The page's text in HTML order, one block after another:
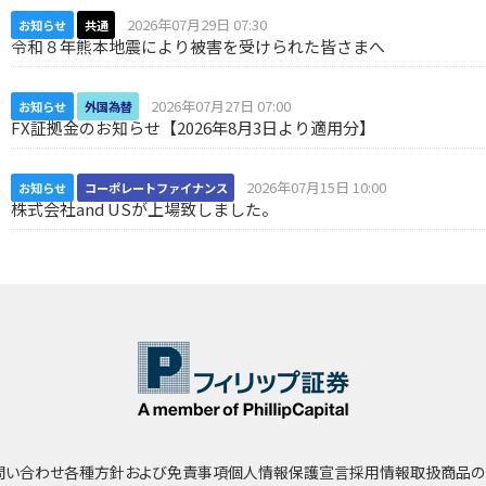
お知らせ 共通 2026年07月29日 07:30
令和８年熊本地震により被害を受けられた皆さまへ
お知らせ 外国為替 2026年07月27日 07:00
FX証拠金のお知らせ【2026年8月3日より適用分】
お知らせ コーポレートファイナンス 2026年07月15日 10:00
株式会社and USが上場致しました。
い合わせ各種方針および免責事項個人情報保護宣言採用情報取扱商品